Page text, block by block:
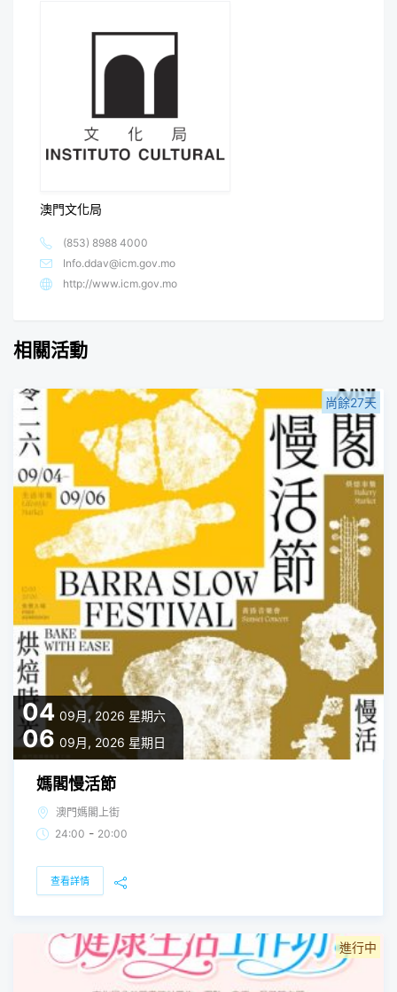
澳門文化局
(853) 8988 4000
Info.ddav@icm.gov.mo
http://www.icm.gov.mo
相關活動
04 09月, 2026 星期六
06 09月, 2026 星期日
尚餘27天
媽閣慢活節
澳門媽閣上街
24:00 - 20:00
查看詳情
進行中